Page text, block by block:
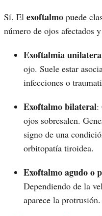
Sí. El exoftalmo puede
número de ojos afectados
Exoftalmia
ojo. Suele estar
infecciones o
Exoftalmo bilateral:
ojos sobresalen.
signo de una
orbitopatía tiroidea.
Exoftalmo agudo o
Dependiendo de la
aparece la protrusión.